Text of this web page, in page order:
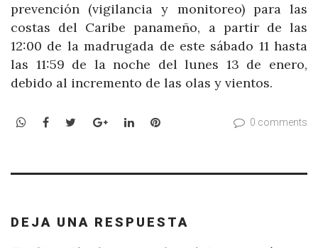
prevención (vigilancia y monitoreo) para las
costas del Caribe panameño, a partir de las
12:00 de la madrugada de este sábado 11 hasta
las 11:59 de la noche del lunes 13 de enero,
debido al incremento de las olas y vientos.
WhatsApp
Facebook
TwitterGoogle+LinkedInPinterest 0 comments
DEJA UNA RESPUESTA